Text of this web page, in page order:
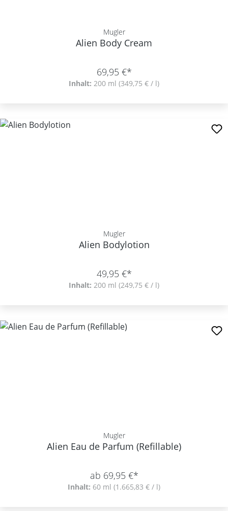
Mugler
Alien Body Cream
69,95 €*
Inhalt: 200 ml (349,75 € / l)
Mugler
Alien Bodylotion
49,95 €*
Inhalt: 200 ml (249,75 € / l)
Mugler
Alien Eau de Parfum (Refillable)
ab 69,95 €*
Inhalt: 60 ml (1.665,83 € / l)